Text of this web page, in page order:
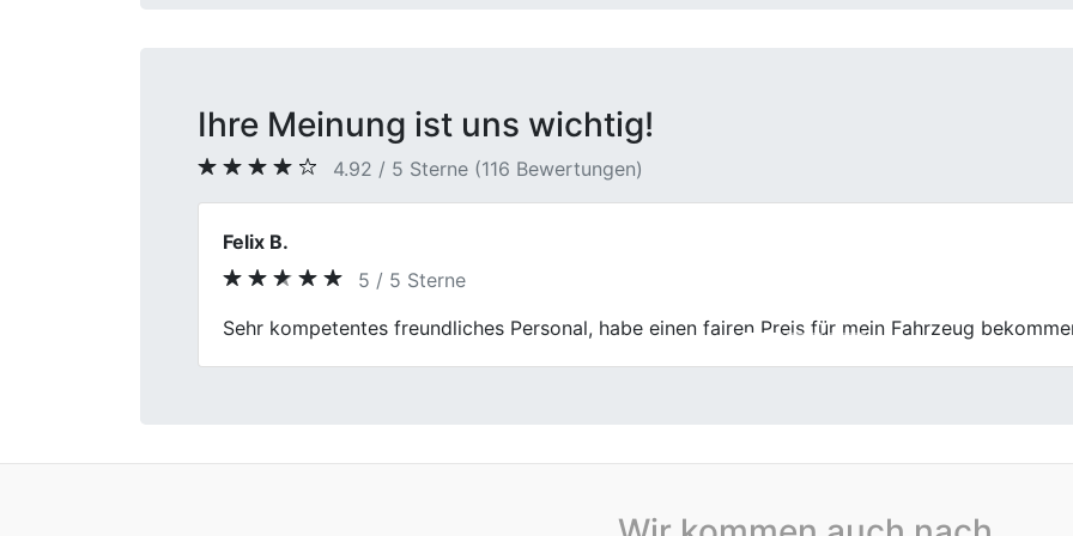
Ihre Meinung ist uns wichtig!
4.92 / 5 Sterne (116 Bewertungen)
Roberto
5 / 5 Sterne
Hat super geklappt, meinen alten Wagen bei First Car Center loszuwerden. Die Abwicklung